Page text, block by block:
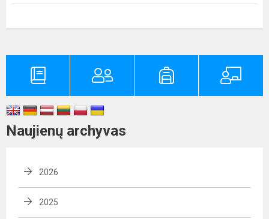
Naujienų archyvas
2026
2025